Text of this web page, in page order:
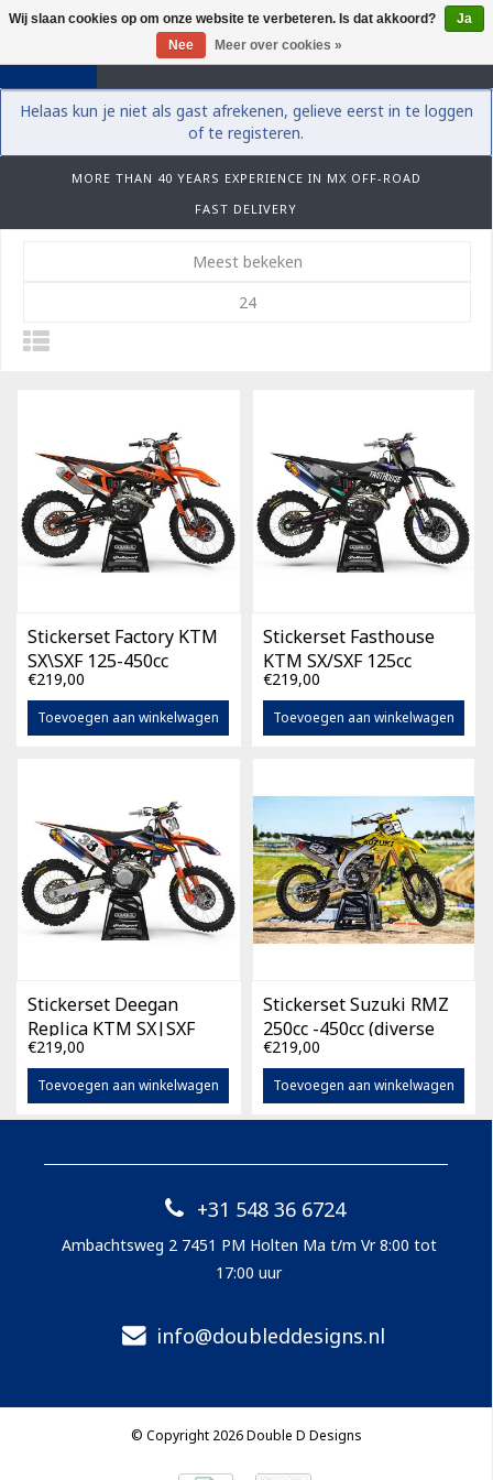
0
Helaas kun je niet als gast afrekenen, gelieve eerst in te loggen
of te registeren.
MORE THAN 40 YEARS EXPERIENCE IN MX OFF-ROAD
FAST DELIVERY
Meest bekeken
24
Stickerset Factory KTM
SX\SXF 125-450cc
(diverse bouwjaren)
€219,00
Toevoegen aan winkelwagen
Stickerset Fasthouse
KTM SX/SXF 125cc
-450cc (diverse
bouwjaren)
€219,00
Toevoegen aan winkelwagen
Stickerset Deegan
Replica KTM SX|SXF
125cc -450cc (diverse
bouwjaren)
€219,00
Toevoegen aan winkelwagen
Stickerset Suzuki RMZ
250cc -450cc (diverse
bouwjaren)
€219,00
Toevoegen aan winkelwagen
+31 548 36 6724
Ambachtsweg 2 7451 PM Holten Ma t/m Vr 8:00 tot
17:00 uur
info@doubleddesigns.nl
© Copyright 2026 Double D Designs
Wij slaan cookies op om onze website te verbeteren. Is dat akkoord?
Ja
Nee
Meer over cookies »